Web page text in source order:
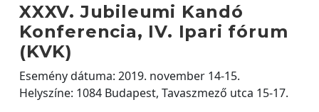
XXXV. Jubileumi Kandó
Konferencia, IV. Ipari fórum
(KVK)
Esemény dátuma: 2019. november 14-15.
Helyszíne: 1084 Budapest, Tavaszmező utca 15-17.